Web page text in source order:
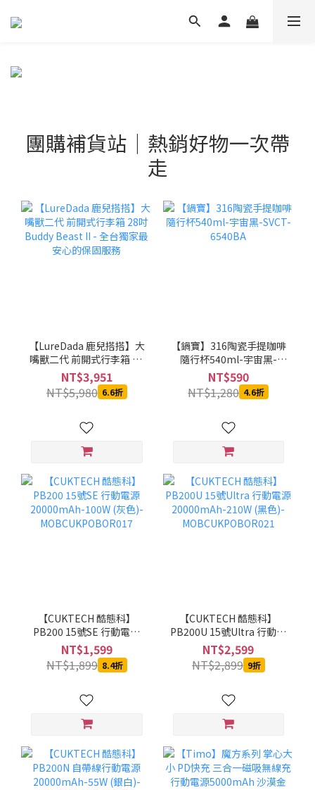
團購補貨站｜熱銷好物一次帶
走
【LureDada 鹿兒搭搭】大
嘴獸二代 前開式行李箱 28
吋 Buddy Beast II - 全台獨
家最安心的保固服務
NT$3,951
NT$5,980 6.6折
【鍋寶】316陶瓷手提咖啡
隨行杯540ml-宇宙黑-
SVCT-6540BA
NT$590
NT$1,280 4.6折
【CUKTECH 酷態科】
PB200 15號SE 行動電源
20000mAh-100W (灰色)-
MOBCUKPOBOR017
NT$1,599
NT$1,899 8.4折
【CUKTECH 酷態科】
PB200U 15號Ultra 行動電
源 20000mAh-210W (黑
色)-MOBCUKPOBOR021
NT$2,599
NT$2,899 9折